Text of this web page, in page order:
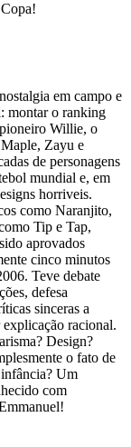
em campo e
montar o ranking
Willie, o
Zayu e
de personagens
mundial e, em
horriveis.
como Naranjito,
Tip e Tap,
aprovados
cinco minutos
Teve debate
defesa
sinceras a
explicação racional.
Design?
o fato de
Um
com